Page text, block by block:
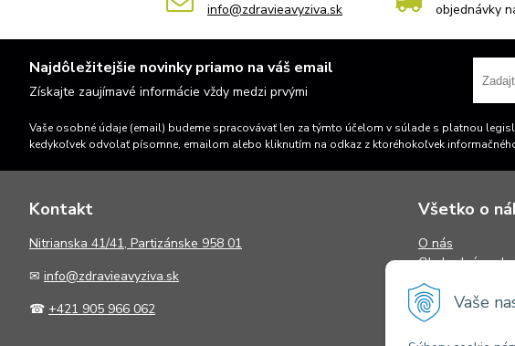
Vaše
info@zdravieavyziva.sk
objednávky
Najdôležitejšie novinky priamo na váš email
Získajte zaujímavé informácie vždy medzi prvými
Vaše osobné údaje (email) budeme spracovávať len za týmto účelom v súlade s platnou
kedykoľvek odvolať písomne, emailom alebo kliknutím na odkaz z ktoréhokoľvek
Kontakt
Nitrianska 41/41, Partizánske 958 01
✉ info@zdravieavyziva.sk
☎ +421 905 966 062
Všetko o
O nás
Obchodné
Reklamačný
Doprava a
Osobný odber
Kontaktný